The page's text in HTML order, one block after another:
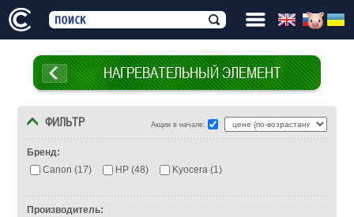
НАГРЕВАТЕЛЬНЫЙ ЭЛЕМЕНТ
ФИЛЬТР Акции в начале:
Бренд:
Canon (17)
HP (48) Kyocera (1)
Производитель: